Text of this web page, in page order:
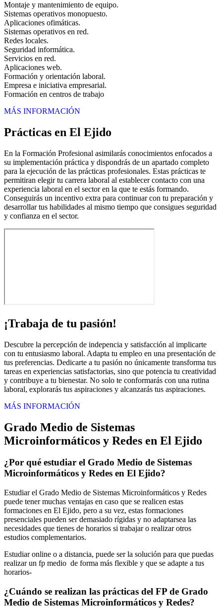
Montaje y mantenimiento de equipo.
Sistemas operativos monopuesto.
Aplicaciones ofimáticas.
Sistemas operativos en red.
Redes locales.
Seguridad informática.
Servicios en red.
Aplicaciones web.
Formación y orientación laboral.
Empresa e iniciativa empresarial.
Formación en centros de trabajo
MÁS INFORMACIÓN
Prácticas en El Ejido
En la Formación Profesional asimilarás conocimientos enfocados a
su implementación práctica y dispondrás de un apartado completo
para la ejecución de las prácticas profesionales. Estas prácticas te
permitiran elegir tu carrera laboral al establecer contacto con una
experiencia laboral en el sector en la que te estás formando.
Conseguirás un incentivo extra para continuar con tu preparación y
desarrollar tus habilidades al mismo tiempo que consigues seguridad
y confianza en el sector.
¡Trabaja de tu pasión!
Descubre la percepción de indepencia y satisfacción al implicarte
con tu entusiasmo laboral. Adapta tu empleo en una presentación de
tus preferencias. Dedicarte a tu pasión no únicamente transforma tus
tareas en experiencias satisfactorias, sino que potencia tu creatividad
y contribuye a tu bienestar. No solo te conformarás con una rutina
laboral, explorarás tus aspiraciones y alcanzarás tus aspiraciones.
MÁS INFORMACIÓN
Grado Medio de Sistemas
Microinformáticos y Redes en El Ejido
¿Por qué estudiar el Grado Medio de Sistemas
Microinformáticos y Redes en El Ejido?
Estudiar el Grado Medio de Sistemas Microinformáticos y Redes
puede tener muchas ventajas en caso que se realicen estas
formaciones en El Ejido, pero a su vez, estas formaciones
presenciales pueden ser demasiado rígidas y no adaptarsea las
necesidades que tienes de horarios si trabajar o realizar otros
estudios complementarios.
Estudiar online o a distancia, puede ser la solución para que puedas
realizar un fp medio de forma más flexible y que se adapte a tus
horarios-
¿Cuándo se realizan las prácticas del FP de Grado
Medio de Sistemas Microinformáticos y Redes?